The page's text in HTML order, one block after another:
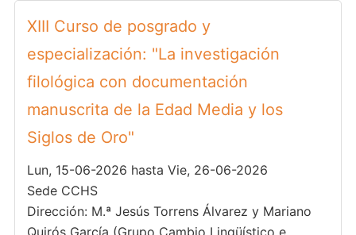
XIII Curso de posgrado y
especialización: "La investigación
filológica con documentación
manuscrita de la Edad Media y los
Siglos de Oro"
Lun, 15-06-2026 hasta Vie, 26-06-2026
Sede CCHS
Dirección: M.ª Jesús Torrens Álvarez y Mariano
Quirós García (Grupo Cambio Lingüístico e